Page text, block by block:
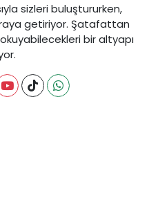
sizleri buluştururken,
getiriyor. Şatafattan
bir altyapı